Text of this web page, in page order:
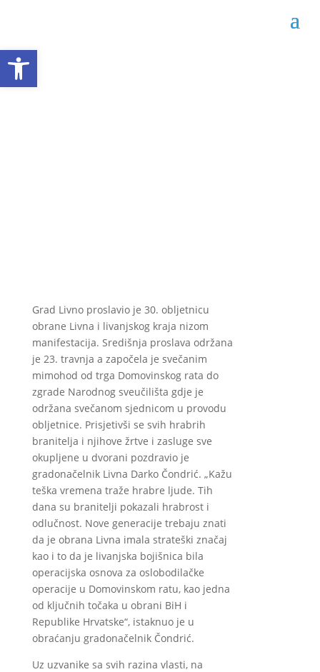
Grad Livno proslavio je 30. obljetnicu
obrane Livna i livanjskog kraja nizom
manifestacija. Središnja proslava održana
je 23. travnja a započela je svečanim
mimohod od trga Domovinskog rata do
zgrade Narodnog sveučilišta gdje je
održana svečanom sjednicom u provodu
obljetnice. Prisjetivši se svih hrabrih
branitelja i njihove žrtve i zasluge sve
okupljene u dvorani pozdravio je
gradonačelnik Livna Darko Čondrić. „Kažu
teška vremena traže hrabre ljude. Tih
dana su branitelji pokazali hrabrost i
odlučnost. Nove generacije trebaju znati
da je obrana Livna imala strateški značaj
kao i to da je livanjska bojišnica bila
operacijska osnova za oslobodilačke
operacije u Domovinskom ratu, kao jedna
od ključnih točaka u obrani BiH i
Republike Hrvatske“, istaknuo je u
obraćanju gradonačelnik Čondrić.
Uz uzvanike sa svih razina vlasti, na
Open toolbar